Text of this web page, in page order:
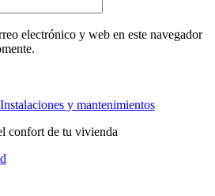
electrónico y web en este navegador
confort de tu vivienda